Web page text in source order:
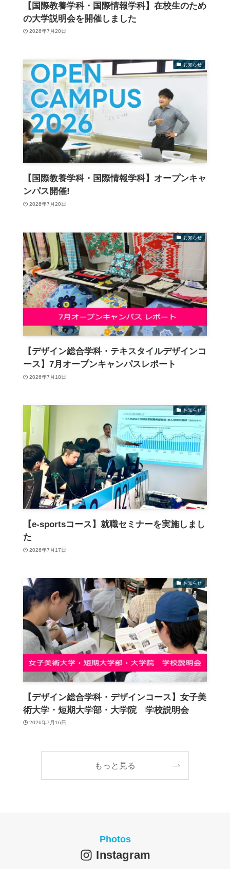
【国際教養学科・国際情報学科】在校生のため
の大学説明会を開催しました
2026年7月20日
お知らせ
【国際教養学科・国際情報学科】オープンキャ
ンパス開催!
2026年7月20日
お知らせ
【デザイン総合学科・テキスタイルデザインコ
ース】7月オープンキャンパスレポート
2026年7月18日
お知らせ
【e-sportsコース】就職セミナーを実施しまし
た
2026年7月17日
お知らせ
【デザイン総合学科・デザインコース】女子美
術大学・短期大学部・大学院 学校説明会
2026年7月16日
もっと見る
Photos
Instagram